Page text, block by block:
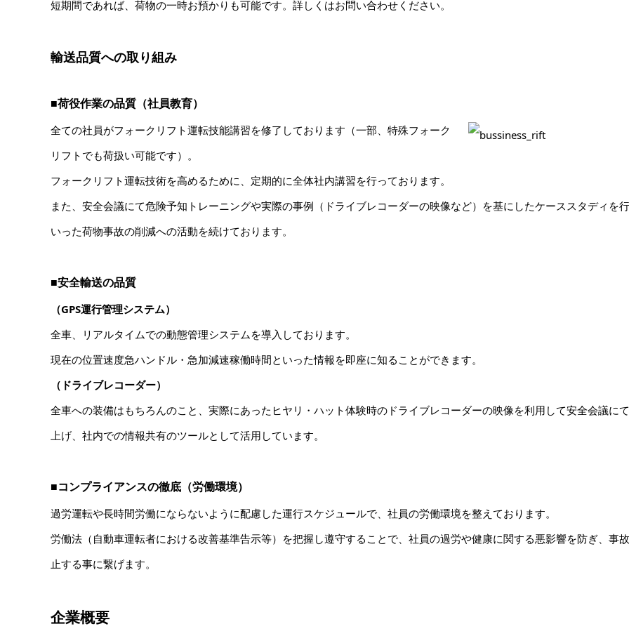
短期間であれば、荷物の一時お預かりも可能です。詳しくはお問い合わせください。
輸送品質への取り組み
■荷役作業の品質（社員教育）
全ての社員がフォークリフト運転技能講習を修了しております（一部、特殊フォーク
リフトでも荷扱い可能です）。
フォークリフト運転技術を高めるために、定期的に全体社内講習を行っております。
また、安全会議にて危険予知トレーニングや実際の事例（ドライブレコーダーの映像など）を基にしたケーススタディを
いった荷物事故の削減への活動を続けております。
■安全輸送の品質
（GPS運行管理システム）
全車、リアルタイムでの動態管理システムを導入しております。
現在の位置速度急ハンドル・急加減速稼働時間といった情報を即座に知ることができます。
（ドライブレコーダー）
全車への装備はもちろんのこと、実際にあったヒヤリ・ハット体験時のドライブレコーダーの映像を利用して安全会議に
上げ、社内での情報共有のツールとして活用しています。
■コンプライアンスの徹底（労働環境）
過労運転や長時間労働にならないように配慮した運行スケジュールで、社員の労働環境を整えております。
労働法（自動車運転者における改善基準告示等）を把握し遵守することで、社員の過労や健康に関する悪影響を防ぎ、事
止する事に繋げます。
企業概要